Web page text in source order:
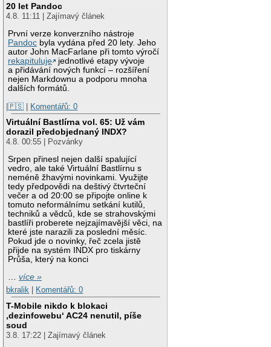
20 let Pandoc
4.8. 11:11 | Zajímavý článek
První verze konverzního nástroje
Pandoc byla vydána před 20 lety. Jeho
autor John MacFarlane při tomto výročí
rekapituluje
jednotlivé etapy vývoje
a přidávání nových funkcí – rozšíření
nejen Markdownu a podporu mnoha
dalších formátů.
|🇵🇸 | Komentářů: 0
Virtuální Bastlírna vol. 65: Už vám
dorazil předobjednaný INDX?
4.8. 00:55 | Pozvánky
Srpen přinesl nejen další spalující
vedro, ale také Virtuální Bastlírnu s
neméně žhavými novinkami. Využijte
tedy předpovědi na deštivý čtvrteční
večer a od 20:00 se připojte online k
tomuto neformálnímu setkání kutilů,
techniků a vědců, kde se strahovskými
bastlíři proberete nejzajímavější věci, na
které jste narazili za poslední měsíc.
Pokud jde o novinky, řeč zcela jistě
přijde na systém INDX pro tiskárny
Průša, který na konci
…více »
bkralik
Komentářů: 0
T-Mobile nikdo k blokaci
‚dezinfowebu‘ AC24 nenutil, píše
soud
3.8. 17:22 | Zajímavý článek